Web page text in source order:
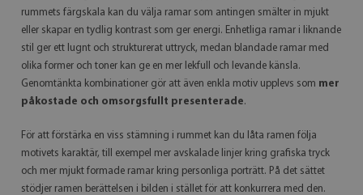
rummets färgskala kan du välja ramar som antingen smälter in mjukt
eller skapar en tydlig kontrast som ger energi. Enhetliga ramar i liknande
stil ger ett lugnt och strukturerat uttryck, medan blandade ramar med
olika former och toner kan ge en mer lekfull och levande känsla.
Genomtänkta kombinationer gör att även enkla motiv upplevs som mer
påkostade och omsorgsfullt presenterade.
För att förstärka en viss stämning i rummet kan du låta ramen följa
motivets karaktär, till exempel mer avskalade linjer kring grafiska tryck
och mer mjukt formade ramar kring personliga porträtt. På det sättet
stödjer ramen berättelsen i bilden i stället för att konkurrera med den.